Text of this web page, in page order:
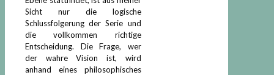
Sicht nur die logische
Schlussfolgerung der Serie und
die vollkommen richtige
Entscheidung. Die Frage, wer
der wahre Vision ist, wird
anhand eines philosophisches